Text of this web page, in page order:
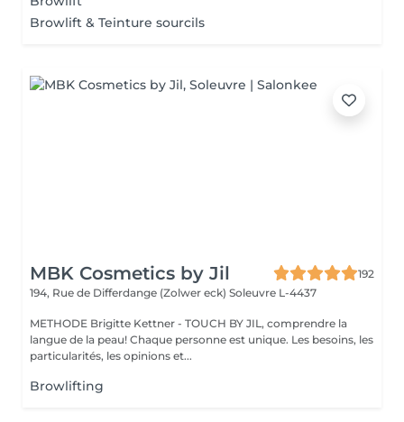
Browlift & Teinture sourcils
MBK Cosmetics by Jil
192
194, Rue de Differdange (Zolwer eck) Soleuvre L-4437
METHODE Brigitte Kettner - TOUCH BY JIL, comprendre la
langue de la peau! Chaque personne est unique. Les besoins, les
particularités, les opinions et...
Browlifting